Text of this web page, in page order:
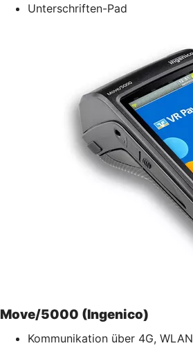
Unterschriften-Pad
Move/5000 (Ingenico)
Kommunikation über 4G, WLAN